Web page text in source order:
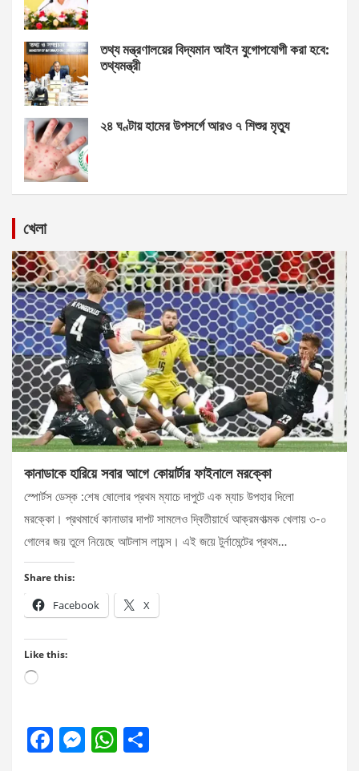
তথ্য মন্ত্রণালয়ের বিদ্যমান আইন যুগোপযোগী করা হবে:
তথ্যমন্ত্রী
২৪ ঘণ্টায় হামের উপসর্গে আরও ৭ শিশুর মৃত্যু
খেলা
কানাডাকে হারিয়ে সবার আগে কোয়ার্টার ফাইনালে মরক্কো
স্পোর্টস ডেস্ক :শেষ ষোলোর প্রথম ম্যাচে দাপুটে এক ম্যাচ উপহার দিলো
মরক্কো। প্রথমার্ধে কানাডার দাপট সামলেও দ্বিতীয়ার্ধে আক্রমণাত্মক খেলায় ৩-০
গোলের জয় তুলে নিয়েছে আটলাস লায়ন্স। এই জয়ে টুর্নামেন্টের প্রথম…
Share this:
Facebook X
Like this:
Loading…
F
M W